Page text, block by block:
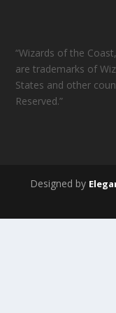
“Wizards of the
are trademarks of
States and other
Reserved.”
Designed by